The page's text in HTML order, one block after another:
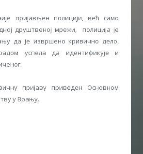
пријављен полицији, већ само
друштвеној мрежи, полиција је
да је извршено кривично дело,
успела да идентификује и
пријаву приведен Основном
у Врању.